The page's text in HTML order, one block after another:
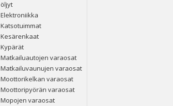
öljyt
Elektroniikka
Katsotuimmat
Kesärenkaat
Kypärät
Matkailuautojen varaosat
Matkailuvaunujen varaosat
Moottorikelkan varaosat
Moottoripyörän varaosat
Mopojen varaosat